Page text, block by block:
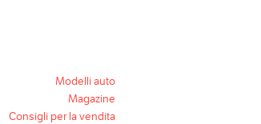
Modelli auto
Magazine
Consigli per la vendita